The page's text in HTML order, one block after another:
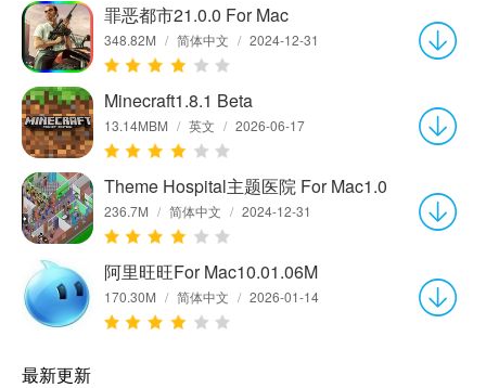
罪恶都市21.0.0 For Mac
348.82M / 简体中文 / 2024-12-31
Minecraft1.8.1 Beta
13.14MBM / 英文 / 2026-06-17
Theme Hospital主题医院 For Mac1.0
236.7M / 简体中文 / 2024-12-31
阿里旺旺For Mac10.01.06M
170.30M / 简体中文 / 2026-01-14
最新更新